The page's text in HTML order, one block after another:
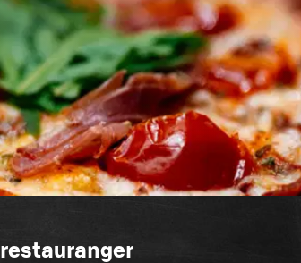
restauranger